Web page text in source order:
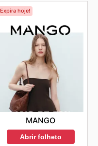
Expira hoje!
MANGO
Abrir folheto